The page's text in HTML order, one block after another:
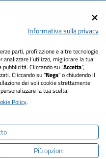
Informativa sulla privacy
parti, profilazione e altre tecnologie
analizzare l’utilizzo, migliorare la tua
Cliccando su “Accetta”,
Cliccando su "Nega" o chiudendo il
dei soli cookie strettamente
la tua scelta.
Policy.
Più opzioni